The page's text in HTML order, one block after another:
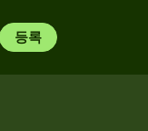
등록